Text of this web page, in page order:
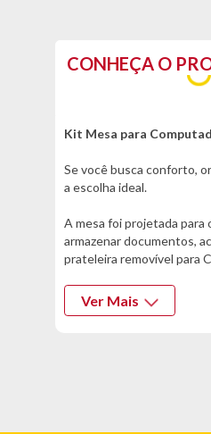
CONHEÇA O
Kit Mesa para
Se você busca conforto,
a escolha ideal.
A mesa foi projetada
armazenar documentos,
prateleira removível para
Para completar, a
sentado, braços
Ver Mais